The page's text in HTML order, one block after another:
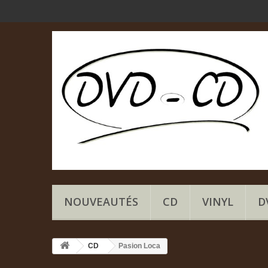
NOUVEAUTÉS CD VINYL
CD Pasion Loca